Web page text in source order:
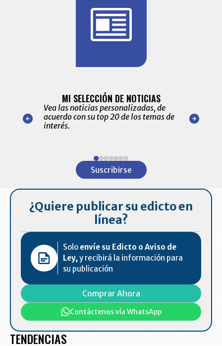
nuestro
para
MI SELECCIÓN DE NOTICIAS
Vea las noticias personalizadas, de
acuerdo con su top 20 de los temas de
interés.
de las
Suscribirse
¿Quiere publicar su edicto en
línea?
Solo envíe su Edicto o Aviso de
Ley,y recibirá la información para
su publicación
Comprar Ahora
Contáctenos vía WhatsApp
TENDENCIAS